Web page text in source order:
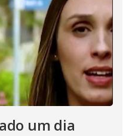
um dia